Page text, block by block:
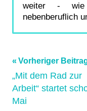
weiter - wie
nebenberuflich
Vorheriger
„Mit dem Rad zur
Arbeit“ startet
Mai